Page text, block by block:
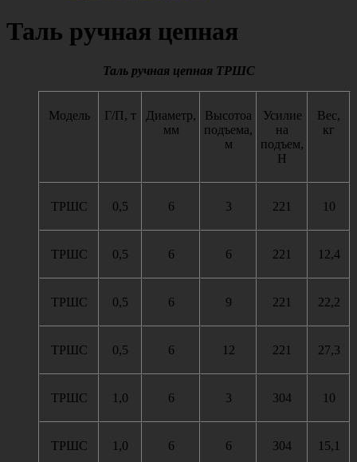
Таль ручная цепная
Таль ручная цепная ТРШС
Модель Г/П, т
Диаметр,
мм
Высотоа
подъема,
м
Усилие
на
подъем,
Н
Вес,
кг
ТРШС 0,5 6 3 221 10
ТРШС 0,5 6 6 221 12,4
ТРШС 0,5 6 9 221 22,2
ТРШС 0,5 6 12 221 27,3
ТРШС 1,0 6 3 304 10
ТРШС 1,0 6 6 304 15,1